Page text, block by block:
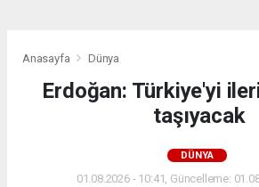
Anasayfa Dünya
Erdoğan: Türkiye'yi
taşıyacak
DÜNYA
01.08.2026 - 10:41, Güncelleme: